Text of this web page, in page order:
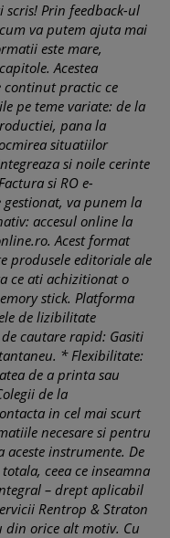
Prin feedback-ul
va putem ajuta mai
este mare,
Acestea
continut practic ce
pe teme variate: de la
pana la
situatiilor
si noile cerinte
si RO e-
va punem la
accesul online la
Acest format
produsele editoriale ale
ce ati achizitionat o
stick. Platforma
de lizibilitate
cautare rapid: Gasiti
* Flexibilitate:
de a printa sau
de la
in cel mai scurt
necesare si pentru
aceste instrumente. De
ceea ce inseamna
– drept aplicabil
Rentrop & Straton
orice alt motiv. Cu